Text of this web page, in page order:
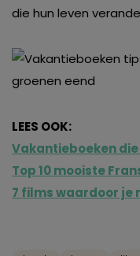
die hun leven
LEES OOK:
Vakantieboeken
Top 10 mooiste
7 films waardoor je